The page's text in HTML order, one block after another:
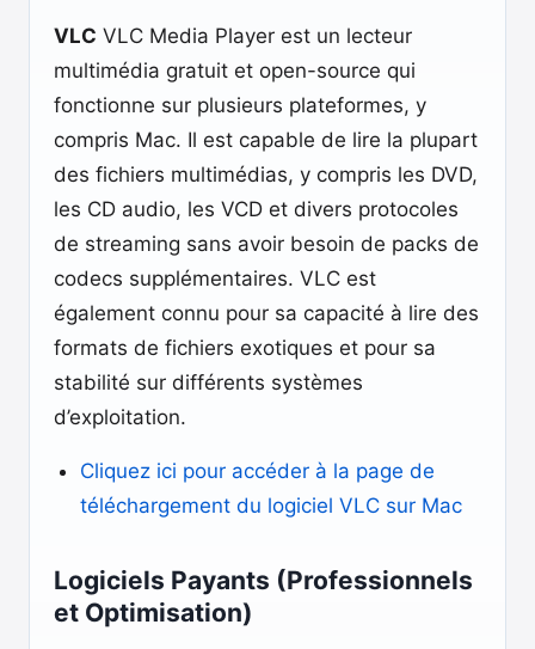
VLC VLC Media Player est un lecteur
multimédia gratuit et open-source qui
fonctionne sur plusieurs plateformes, y
compris Mac. Il est capable de lire la plupart
des fichiers multimédias, y compris les DVD,
les CD audio, les VCD et divers protocoles
de streaming sans avoir besoin de packs de
codecs supplémentaires. VLC est
également connu pour sa capacité à lire des
formats de fichiers exotiques et pour sa
stabilité sur différents systèmes
d’exploitation.
Cliquez ici pour accéder à la page de
téléchargement du logiciel VLC sur Mac
Logiciels Payants (Professionnels
et Optimisation)